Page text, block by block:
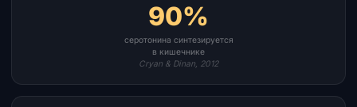
90%
серотонина синтезируется
в кишечнике
Cryan & Dinan, 2012